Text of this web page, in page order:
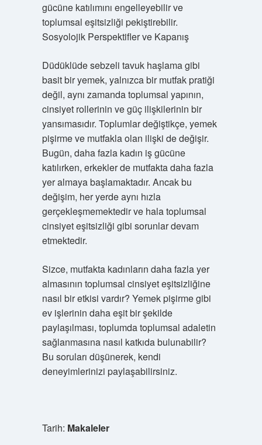
gücüne katılımını engelleyebilir ve
toplumsal eşitsizliği pekiştirebilir.
Sosyolojik Perspektifler ve Kapanış
Düdüklüde sebzeli tavuk haşlama gibi
basit bir yemek, yalnızca bir mutfak pratiği
değil, aynı zamanda toplumsal yapının,
cinsiyet rollerinin ve güç ilişkilerinin bir
yansımasıdır. Toplumlar değiştikçe, yemek
pişirme ve mutfakla olan ilişki de değişir.
Bugün, daha fazla kadın iş gücüne
katılırken, erkekler de mutfakta daha fazla
yer almaya başlamaktadır. Ancak bu
değişim, her yerde aynı hızla
gerçekleşmemektedir ve hala toplumsal
cinsiyet eşitsizliği gibi sorunlar devam
etmektedir.
Sizce, mutfakta kadınların daha fazla yer
almasının toplumsal cinsiyet eşitsizliğine
nasıl bir etkisi vardır? Yemek pişirme gibi
ev işlerinin daha eşit bir şekilde
paylaşılması, toplumda toplumsal adaletin
sağlanmasına nasıl katkıda bulunabilir?
Bu soruları düşünerek, kendi
deneyimlerinizi paylaşabilirsiniz.
Tarih: Makaleler